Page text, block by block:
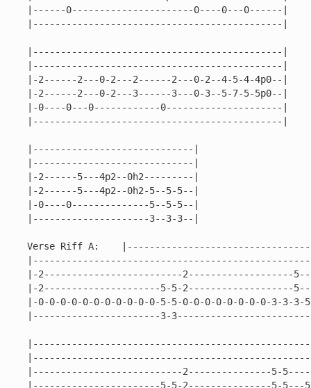
|------0----------------------0----0---0------|
|---------------------------------------------|
|---------------------------------------------|
|---------------------------------------------|
|-2------2---0-2---2------2---0-2--4-5-4-4p0--|
|-2------2---0-2---3------3---0-3--5-7-5-5p0--|
|-0----0---0------------0---------------------|
|---------------------------------------------|
|-----------------------------|
|-----------------------------|
|-2------5---4p2--0h2---------|
|-2------5---4p2--0h2-5--5-5--|
|-0----0--------------5--5-5--|
|---------------------3--3-3--|
Verse Riff A:
|-2-------------------------2-------------------
|-2---------------------5-5-2-------------------
|-0-0-0-0-0-0-0-0-0-0-0-5-5-0-0-0-0-0-0-0-0-3-3-3-
|-----------------------3-
|---------------------------2---------------5-
|-----------------------5-5-2---------------5-5---5-